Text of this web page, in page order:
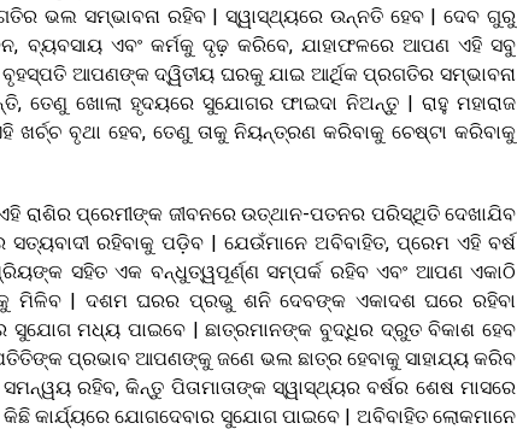
ଭଲ ସମ୍ଭାବନା ରହିବ | ସ୍ୱାସ୍ଥ୍ୟରେ ଉନ୍ନତି ହେବ | ଦେବ ଗୁରୁ
ବ୍ୟବସାୟ ଏବଂ କର୍ମକୁ ଦୃଢ଼ କରିବେ, ଯାହାଫଳରେ ଆପଣ ଏହି ସବୁ
ଆପଣଙ୍କ ଦ୍ୱିତୀୟ ଘରକୁ ଯାଇ ଆର୍ଥିକ ପ୍ରଗତିର ସମ୍ଭାବନା
ଖୋଲା ହୃଦୟରେ ସୁଯୋଗର ଫାଇଦା ନିଅନ୍ତୁ | ରାହୁ ମହାରାଜ
ବୃଥା ହେବ, ତେଣୁ ତାକୁ ନିୟନ୍ତ୍ରଣ କରିବାକୁ ଚେଷ୍ଟା କରିବାକୁ
ଏହି ରାଶିର ପ୍ରେମୀଙ୍କ ଜୀବନରେ ଉତ୍ଥାନ-ପତନର ପରିସ୍ଥିତି ଦେଖାଯିବ
ରହିବାକୁ ପଡ଼ିବ | ଯେଉଁମାନେ ଅବିବାହିତ, ପ୍ରେମ ଏହି ବର୍ଷ
ସହିତ ଏକ ବନ୍ଧୁତ୍ୱପୂର୍ଣ୍ଣ ସମ୍ପର୍କ ରହିବ ଏବଂ ଆପଣ ଏକାଠି
ମିଳିବ | ଦଶମ ଘରର ପ୍ରଭୁ ଶନି ଦେବଙ୍କ ଏକାଦଶ ଘରେ ରହିବା
ମଧ୍ୟ ପାଇବେ | ଛାତ୍ରମାନଙ୍କ ବୁଦ୍ଧିର ଦ୍ରୁତ ବିକାଶ ହେବ
ପ୍ରଭାବ ଆପଣଙ୍କୁ ଜଣେ ଭଲ ଛାତ୍ର ହେବାକୁ ସାହାଯ୍ୟ କରିବ
ରହିବ, କିନ୍ତୁ ପିତାମାତାଙ୍କ ସ୍ୱାସ୍ଥ୍ୟର ବର୍ଷର ଶେଷ ମାସରେ
କାର୍ଯ୍ୟରେ ଯୋଗଦେବାର ସୁଯୋଗ ପାଇବେ | ଅବିବାହିତ ଲୋକମାନେ